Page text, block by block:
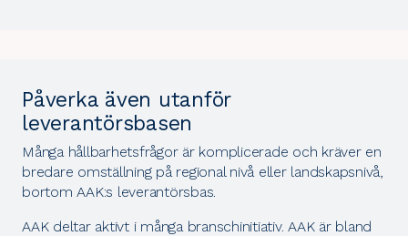
Påverka även utanför
leverantörsbasen
Många hållbarhetsfrågor är komplicerade och kräver en
bredare omställning på regional nivå eller landskapsnivå,
bortom AAK:s leverantörsbas.
AAK deltar aktivt i många branschinitiativ. AAK är bland